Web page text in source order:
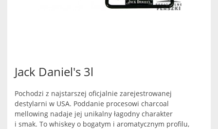
Jack Daniel's 3l
Pochodzi z najstarszej oficjalnie zarejestrowanej
destylarni w USA. Poddanie procesowi charcoal
mellowing nadaje jej unikalny łagodny charakter
i smak. To whiskey o bogatym i aromatycznym profilu,